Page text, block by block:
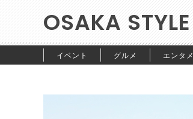
OSAKA STYLE
イベント グルメ エンタメ